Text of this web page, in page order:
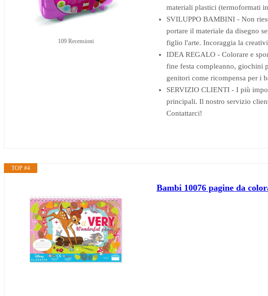
109 Recensioni
materiali plastici (termoformati
SVILUPPO BAMBINI - Non
portare il materiale da disegno
figlio l'arte. Incoraggia la
IDEA REGALO - Colorare e
fine festa compleanno, giochini
genitori come ricompensa per i
SERVIZIO CLIENTI - I più
principali. Il nostro servizio
Contattarci!
TOP #4
Bambi 10076 pagine da